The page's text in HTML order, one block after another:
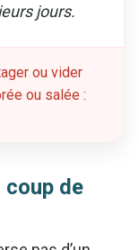
jours.
ou vider
ou salée :
de